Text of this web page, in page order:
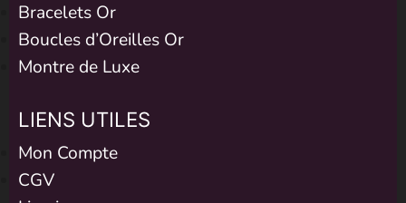
Bracelets Or
Boucles d’Oreilles Or
Montre de Luxe
LIENS UTILES
Mon Compte
CGV